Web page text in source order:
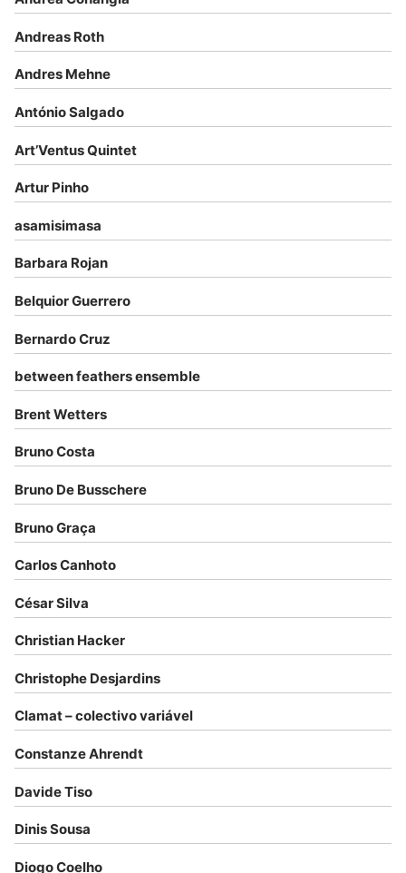
Andreas Roth
Andres Mehne
António Salgado
Art’Ventus Quintet
Artur Pinho
asamisimasa
Barbara Rojan
Belquior Guerrero
Bernardo Cruz
between feathers ensemble
Brent Wetters
Bruno Costa
Bruno De Busschere
Bruno Graça
Carlos Canhoto
César Silva
Christian Hacker
Christophe Desjardins
Clamat – colectivo variável
Constanze Ahrendt
Davide Tiso
Dinis Sousa
Diogo Coelho